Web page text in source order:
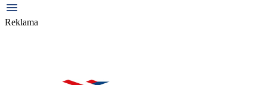
Reklama